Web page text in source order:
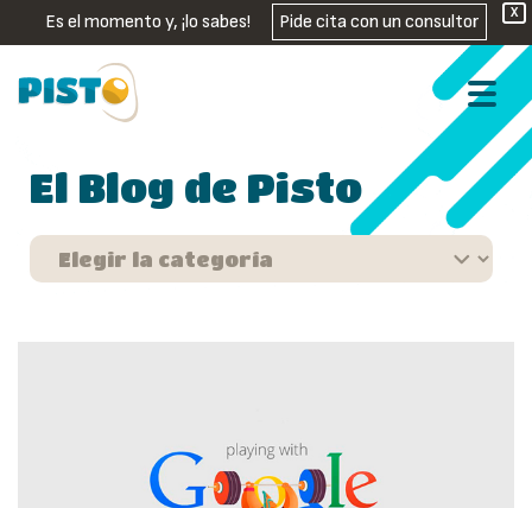
X
Es el momento y, ¡lo sabes! Pide cita con un consultor
El Blog de Pisto